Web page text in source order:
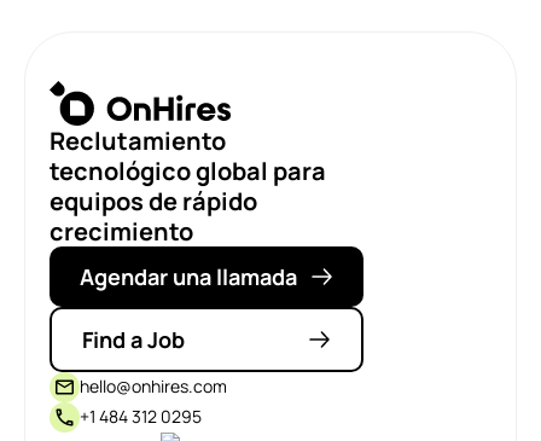
Reclutamiento
tecnológico global para
equipos de rápido
crecimiento
Agendar una llamada
Find a Job
hello@onhires.com
+1 484 312 0295